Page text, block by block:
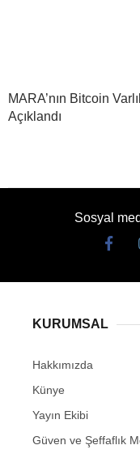
MARA’nın Bitcoin
Açıklandı
Sosyal
KURUMSAL
Hakkımızda
Künye
Yayın Ekibi
Güven ve Şeffaflık